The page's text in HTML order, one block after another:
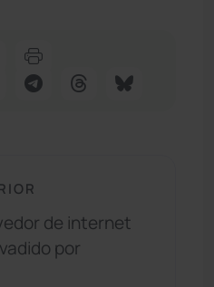
de internet
por